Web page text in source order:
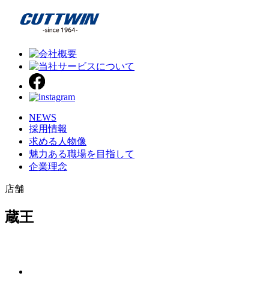
NEWS
採用情報
求める人物像
魅力ある職場を目指して
企業理念
店舗
蔵王